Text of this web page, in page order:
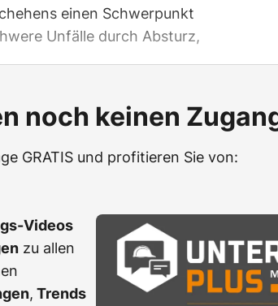
einen Schwerpunkt
Unfälle durch Absturz,
noch keinen
GRATIS und profitieren Sie von:
Videos
zu allen
, Trends